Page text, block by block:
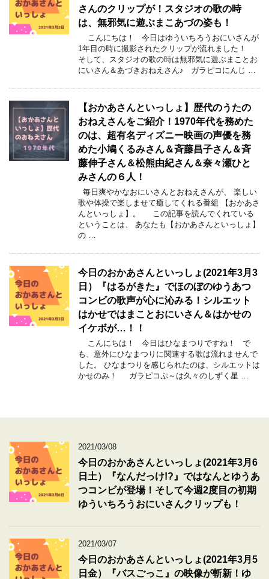
さんのクリップが！スタジオの歌の時
は、無邪気に遊ぶまこあづの姿も！
こんにちは！ 今日はゆういちろうおにいさんが
1年目の時に撮影されたクリップが流れました！
そして、スタジオの歌の時は無邪気に遊ぶまことお
にいさん＆あづきおねえさん♪ ガラピコにんじ …
【おかあさんといっしょ】歴代のうたの
おねえさんをご紹介！1970年代を務めた
のは、超有名ディズニー映画の声優を務
めた小鳩くるみさん＆斉藤昌子さん＆斉
藤伸子さん＆松熊由紀さん＆奈々瀬ひと
みさんの６人！
毎日爽やかなおにいさんとおねえさんが、 楽しい
歌や体操で楽しませて癒してくれる番組 【おかあさ
んといっしょ】。 この記事を読んでくれている
ということは、 あなたも【おかあさんといっしょ】
の …
今日のおかあさんといっしょ(2021年3月3
日）『はるがきた』でほのぼのゆうあつ
コンビの歌声が心に沁みる！シルエット
はかせではまことおにいさん＆はかせの
イケボが…！！
こんにちは！ 今日はひなまつりですね！ で
も、意外にひなまつりに関連する歌は流れませんで
した。 ひなまつりを感じられたのは、シルエットは
かせのみ！ ガラピコぷ～は久々のしずく星 …
2021/03/08
今日のおかあさんといっしょ(2021年3月6
日土）『なんだっけ!?』ではなんとゆうあ
つコンビが登場！そして今週2度目の初期
ゆういちろうおにいさんクリップも！
2021/03/07
今日のおかあさんといっしょ(2021年3月5
日金）『バスごっこ』の映像が斬新！ゆ